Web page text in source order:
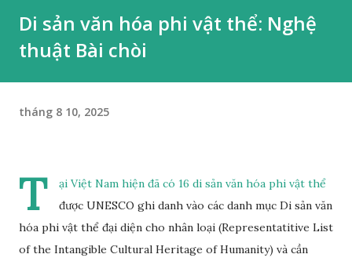
Di sản văn hóa phi vật thể: Nghệ
thuật Bài chòi
tháng 8 10, 2025
T
ại Việt Nam hiện đã có 16 di sản văn hóa phi vật thể
được UNESCO ghi danh vào các danh mục Di sản văn
hóa phi vật thể đại diện cho nhân loại (Representatitive List
of the Intangible Cultural Heritage of Humanity) và cần